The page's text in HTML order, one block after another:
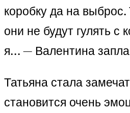
коробку да на
они не будут гулять с
я… — Валентина
Татьяна стала
становится очень